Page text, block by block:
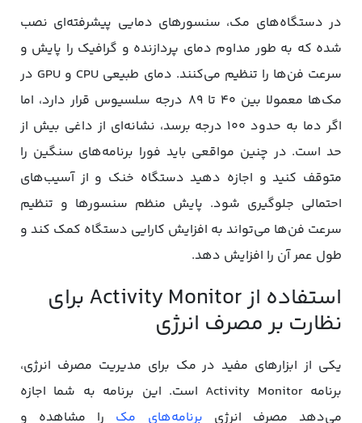
در دستگاه‌های مک، سنسورهای دمایی پیشرفته‌ای نصب
شده که به طور مداوم دمای پردازنده و گرافیک را پایش و
سرعت فن‌ها را تنظیم می‌کنند. دمای طبیعی CPU و GPU در
مک‌ها معمولا بین ۴۰ تا ۸۹ درجه سلسیوس قرار دارد، اما
اگر دما به حدود ۱۰۰ درجه برسد، نشانه‌ای از داغی بیش از
حد است. در چنین مواقعی باید فورا برنامه‌های سنگین را
متوقف کنید و اجازه دهید دستگاه خنک و از آسیب‌های
احتمالی جلوگیری شود. پایش منظم سنسورها و تنظیم
سرعت فن‌ها می‌تواند به افزایش کارایی دستگاه کمک کند و
طول عمر آن را افزایش دهد.
استفاده از Activity Monitor برای
نظارت بر مصرف انرژی
یکی از ابزارهای مفید در مک برای مدیریت مصرف انرژی،
برنامه‌ Activity Monitor است. این برنامه به شما اجازه
می‌دهد مصرف انرژی برنامه‌های مک را مشاهده و